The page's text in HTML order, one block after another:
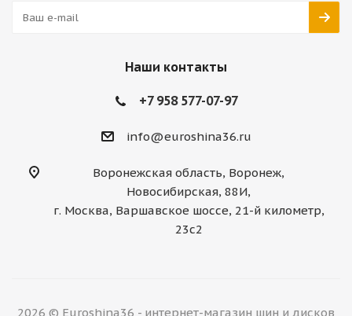
Наши контакты
+7 958 577-07-97
info@euroshina36.ru
Воронежская область, Воронеж,
Новосибирская, 88И,
г. Москва, Варшавское шоссе, 21-й километр,
23с2
2026 © Euroshina36 - интернет-магазин шин и дисков